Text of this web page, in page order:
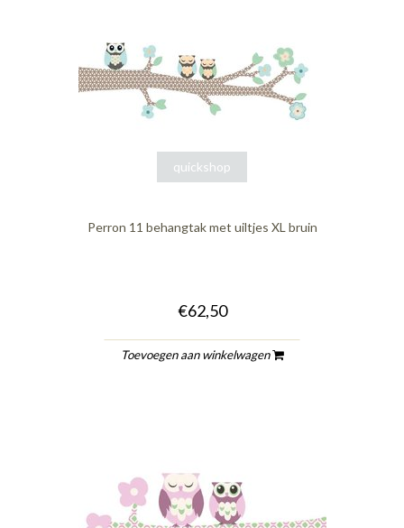
quickshop
Perron 11 behangtak met uiltjes XL bruin
€62,50
Toevoegen aan winkelwagen